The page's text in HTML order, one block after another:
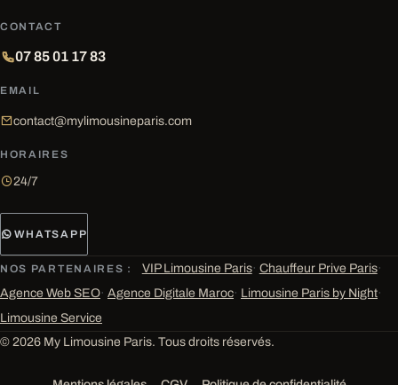
CONTACT
07 85 01 17 83
EMAIL
contact@mylimousineparis.com
HORAIRES
24/7
WHATSAPP
NOS PARTENAIRES : VIP Limousine Paris· Chauffeur Prive Paris·
Agence Web SEO· Agence Digitale Maroc· Limousine Paris by Night·
Limousine Service
© 2026 My Limousine Paris. Tous droits réservés.